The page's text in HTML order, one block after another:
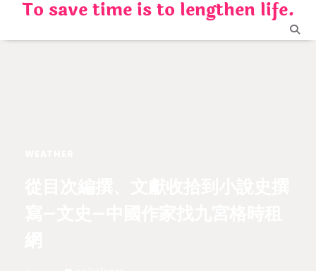
content
To save time is to lengthen life.